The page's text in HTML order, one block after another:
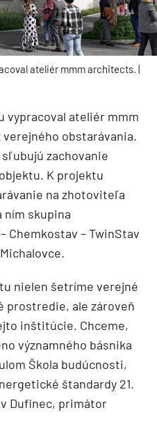
ateliér mmm architects. |
vypracoval ateliér mmm
obstarávania.
zachovanie
K projektu
na zhotoviteľa
ním skupina
Chemkostav – TwinStav
nielen šetríme verejné
prostredie, ale zároveň
inštitúcie. Chceme,
významného básnika
Škola budúcnosti,
štandardy 21.
Dufinec, primátor